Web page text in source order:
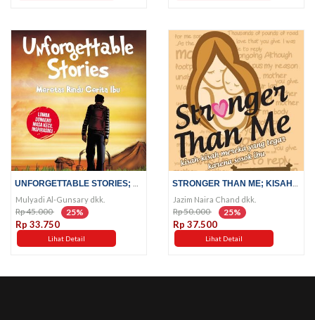
UNFORGETTABLE STORIES; MERETAS...
Mulyadi Al-Gunsary dkk.
Rp 45.000 25%
Rp 33.750
Lihat Detail
STRONGER THAN ME; KISAH-KISAH...
Jazim Naira Chand dkk.
Rp 50.000 25%
Rp 37.500
Lihat Detail